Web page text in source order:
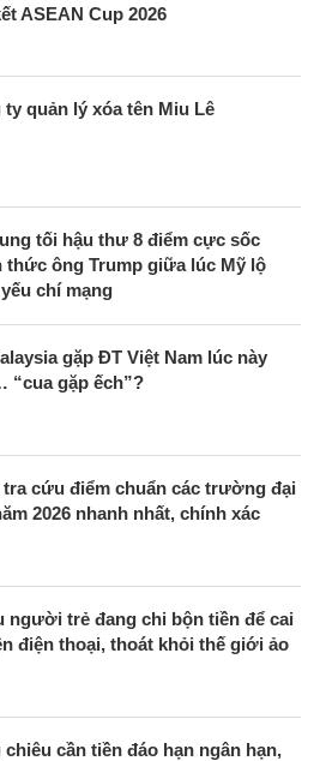
ASEAN Cup 2026
ty quản lý xóa tên Miu Lê
tối hậu thư 8 điểm cực sốc
thức ông Trump giữa lúc Mỹ lộ
chí mạng
gặp ĐT Việt Nam lúc này
“cua gặp ếch”?
tra cứu điểm chuẩn các trường đại
2026 nhanh nhất, chính xác
người trẻ đang chi bộn tiền để cai
điện thoại, thoát khỏi thế giới ảo
chiêu cần tiền đáo hạn ngân hạn,